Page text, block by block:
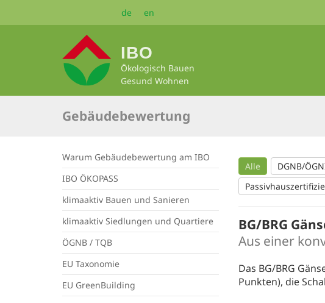
de en
IBO
Ökologisch Bauen
Gesund Wohnen
Gebäudebewertung
Warum Gebäudebewertung am IBO
IBO ÖKOPASS
klimaaktiv Bauen und Sanieren
klimaaktiv Siedlungen und Quartiere
ÖGNB / TQB
EU Taxonomie
EU GreenBuilding
Alle DGNB/
BG/BRG
Aus einer
Das BG/BRG
Punkten), die